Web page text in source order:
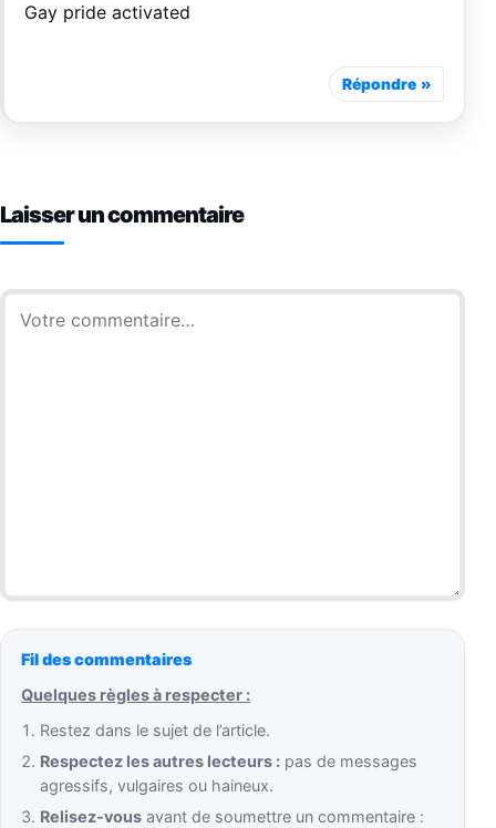
Gay pride activated
Répondre
Laisser un commentaire
Commentaire
Fil des commentaires
Quelques règles à respecter :
Restez dans le sujet de l’article.
Respectez les autres lecteurs : pas de messages
agressifs, vulgaires ou haineux.
Relisez-vous avant de soumettre un commentaire :